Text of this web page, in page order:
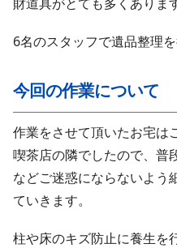
6名のスタッフで遺品整理
今回の作業について
作業をさせて頂いたお宅は
喫茶店の隣でしたので、普
などご迷惑にならないよう
ていきます。
柱や床のキズ防止に養生を